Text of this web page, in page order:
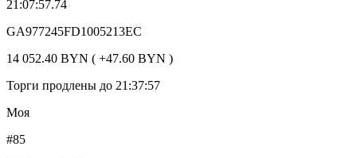
21:07:57.74
GA977245FD1005213EC
14 052.40 BYN ( +47.60 BYN )
Торги продлены до 21:37:57
Моя
#85